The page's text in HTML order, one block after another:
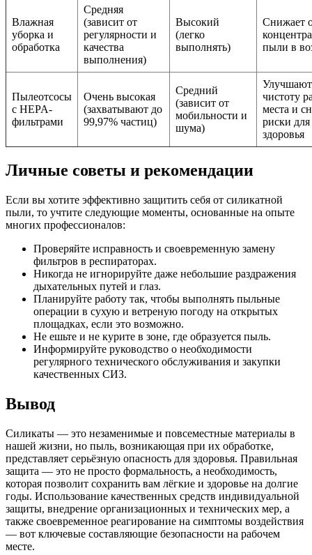
Влажная
уборка и
обработка
Средняя
(зависит от
регулярности и
качества
выполнения)
Высокий
(легко
выполнять)
Снижает
пыли в
Пылеотсосы
с HEPA-
фильтрами
Очень высокая
(захватывают до
99,97% частиц)
Средний
(зависит от
мобильности и
шума)
Улучшают
чистоту
места и
риски для
здоровья
Личные советы и рекомендации
Если вы хотите эффективно защитить себя от силикатной
пыли, то учтите следующие моменты, основанные на опыте
многих профессионалов:
Проверяйте исправность и своевременную замену
фильтров в респираторах.
Никогда не игнорируйте даже небольшие раздражения
дыхательных путей и глаз.
Планируйте работу так, чтобы выполнять пыльные
операции в сухую и ветреную погоду на открытых
площадках, если это возможно.
Не ешьте и не курите в зоне, где образуется пыль.
Информируйте руководство о необходимости
регулярного технического обслуживания и закупки
качественных СИЗ.
Вывод
Силикаты — это незаменимые и повсеместные материалы в
нашей жизни, но пыль, возникающая при их обработке,
представляет серьёзную опасность для здоровья. Правильная
защита — это не просто формальность, а необходимость,
которая позволит сохранить вам лёгкие и здоровье на долгие
годы. Использование качественных средств индивидуальной
защиты, внедрение организационных и технических мер, а
также своевременное реагирование на симптомы воздействия
— вот ключевые составляющие безопасности на рабочем
месте.